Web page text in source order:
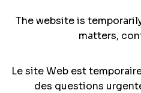
The website is
matters,
Le site Web est
des questions